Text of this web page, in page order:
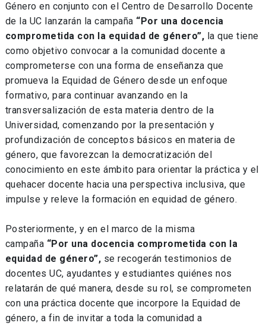
Género en conjunto con el Centro de Desarrollo Docente
de la UC lanzarán la campaña “Por una docencia
comprometida con la equidad de género”, la que tiene
como objetivo convocar a la comunidad docente a
comprometerse con una forma de enseñanza que
promueva la Equidad de Género desde un enfoque
formativo, para continuar avanzando en la
transversalización de esta materia dentro de la
Universidad, comenzando por la presentación y
profundización de conceptos básicos en materia de
género, que favorezcan la democratización del
conocimiento en este ámbito para orientar la práctica y el
quehacer docente hacia una perspectiva inclusiva, que
impulse y releve la formación en equidad de género.
Posteriormente, y en el marco de la misma
campaña “Por una docencia comprometida con la
equidad de género”, se recogerán testimonios de
docentes UC, ayudantes y estudiantes quiénes nos
relatarán de qué manera, desde su rol, se comprometen
con una práctica docente que incorpore la Equidad de
género, a fin de invitar a toda la comunidad a